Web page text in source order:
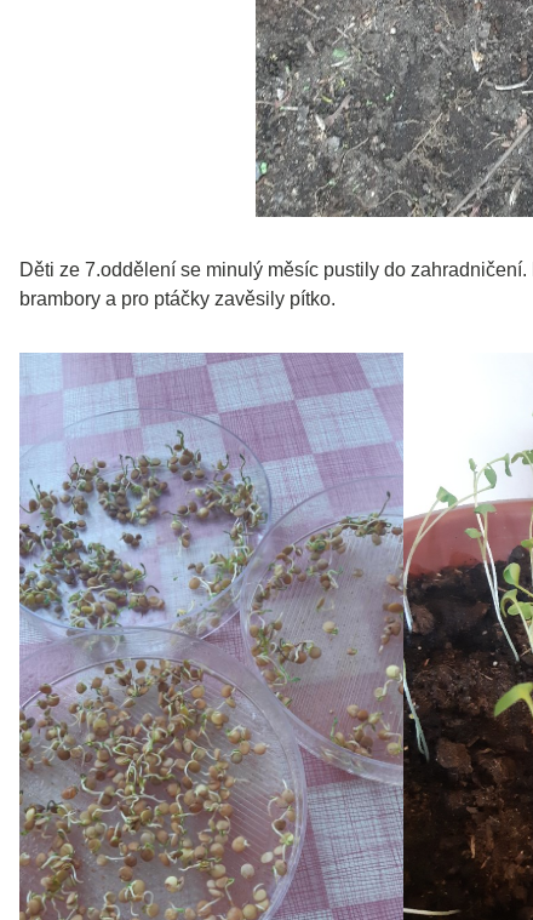
Děti ze 7.oddělení se minulý měsíc pustily do
brambory a pro ptáčky zavěsily pítko.